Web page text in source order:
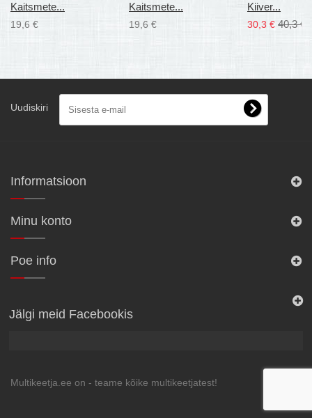
Kaitsmete...
19,6 €
Kaitsmete...
19,6 €
Kiiver...
30,3 € 40,3 €
Uudiskiri
Informatsioon
Multikeetja.ee on - teame kõike multikeetjatest!
Minu konto
Poe info
Jälgi meid Facebookis